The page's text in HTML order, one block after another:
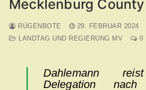
Mecklenburg County
RÜGENBOTE
29. FEBRUAR 2024
LANDTAG UND REGIERUNG MV
0
Dahlemann
Delegation